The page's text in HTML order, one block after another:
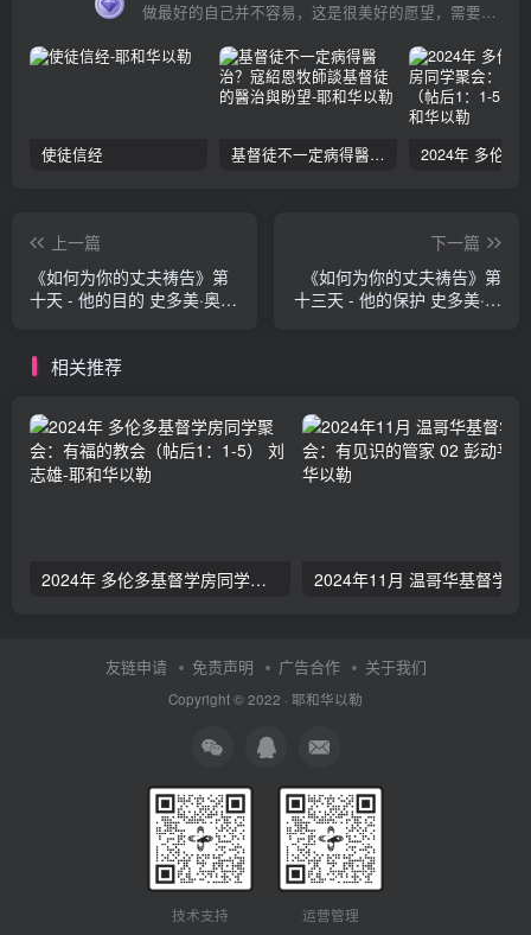
做最好的自己并不容易，这是很美好的愿望，需要耐心、坚持和毅力
使徒信经 基督徒不一定病得醫治？寇紹恩牧師談基督徒的醫治與盼望
上一篇
《如何为你的丈夫祷告》第
十天 - 他的目的 史多美·奥玛
下一篇
《如何为你的丈夫祷告》第
十三天 - 他的保护 史多美·奥
相关推荐
2024年 多伦多基督学房同学聚会：有福的教会（帖后1：1-5） 刘志雄
友链申请 免责声明 广告合作 关于我们
Copyright © 2022 · 耶和华以勒
技术支持 运营管理